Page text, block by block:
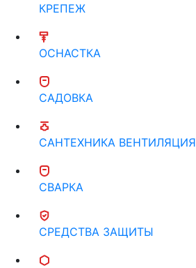
КРЕПЕЖ
ОСНАСТКА
САДОВКА
САНТЕХНИКА ВЕНТИЛЯЦИЯ
СВАРКА
СРЕДСТВА ЗАЩИТЫ